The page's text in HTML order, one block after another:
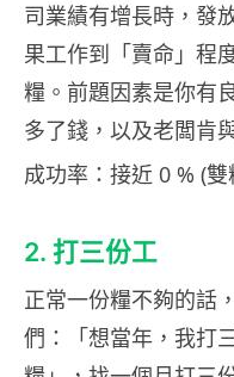
司業績有增長時，發
果工作到「賣命」程
糧。前題因素是你有
多了錢，以及老闆肯
成功率：接近 0 % (
2. 打三份工
正常一份糧不夠的話
們：「想當年，我打